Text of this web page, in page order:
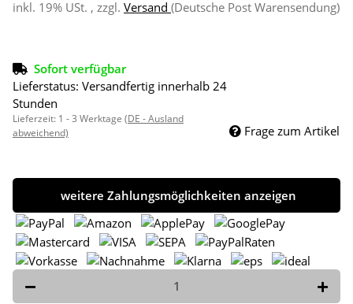
inkl. 19% USt. , zzgl. Versand (Deutsche Post Warensendung)
Sofort verfügbar
Lieferstatus: Versandfertig innerhalb 24
Stunden
Lieferzeit: 1 - 3 Werktage (DE - Ausland
abweichend)
Frage zum Artikel
weitere Zahlungsmöglichkeiten anzeigen